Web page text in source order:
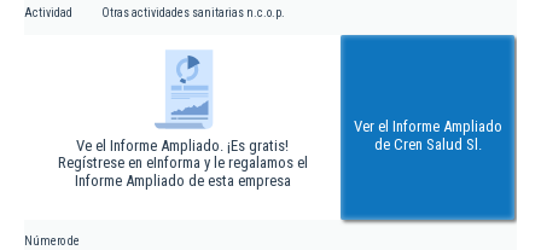
Actividad Otras actividades sanitarias n.c.o.p.
Ve el Informe Ampliado. ¡Es gratis!
Regístrese en eInforma y le regalamos el
Informe Ampliado de esta empresa
Ver el Informe Ampliado
de Cren Salud Sl.
Número de